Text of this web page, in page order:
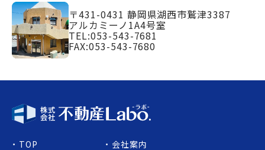
〒431-0431 静岡県湖西市鷲津3387
アルカミーノ1A4号室
TEL:053-543-7681
FAX:053-543-7680
TOP 会社案内